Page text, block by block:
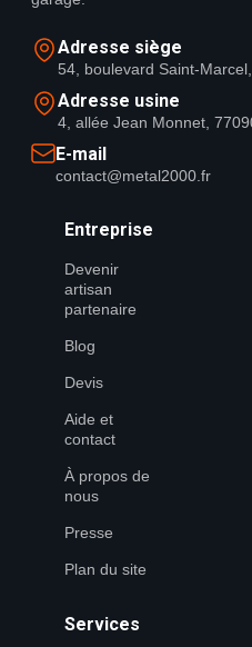
Adresse siège
54, boulevard Saint-
Adresse usine
4, allée Jean Monnet,
E-mail
contact@metal2000.fr
Entreprise
Devenir
artisan
partenaire
Blog
Devis
Aide et
contact
À propos de
nous
Presse
Plan du site
Services